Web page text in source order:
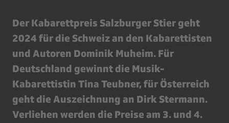
Der Kabarettpreis Salzburger Stier geht
2024 für die Schweiz an den Kabarettisten
und Autoren Dominik Muheim. Für
Deutschland gewinnt die Musik-
Kabarettistin Tina Teubner, für Österreich
geht die Auszeichnung an Dirk Stermann.
Verliehen werden die Preise am 3. und 4.